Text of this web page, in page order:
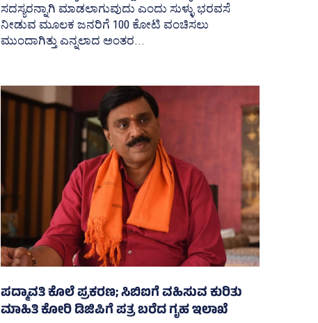
ಸದಸ್ಯರನ್ನಾಗಿ ಮಾಡಲಾಗುವುದು ಎಂದು ಸುಳ್ಳು ಭರವಸೆ
ನೀಡುವ ಮೂಲಕ ಜನರಿಗೆ 100 ಕೋಟಿ ವಂಚಿಸಲು
ಮುಂದಾಗಿತ್ತು ಎನ್ನಲಾದ ಅಂತರ...
ಪದ್ಮಾವತಿ ಕೊಲೆ ಪ್ರಕರಣ; ಸಿಬಿಐಗೆ ವಹಿಸುವ ಕುರಿತು
ಮಾಹಿತಿ ಕೋರಿ ಡಿಜಿಪಿಗೆ ಪತ್ರ ಬರೆದ ಗೃಹ ಇಲಾಖೆ